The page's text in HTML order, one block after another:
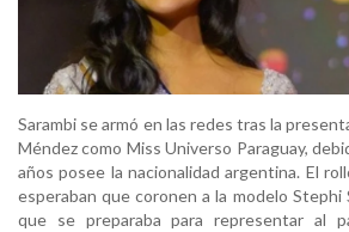
Sarambi se armó en las redes tras la
Méndez como Miss Universo Paraguay,
años posee la nacionalidad argentina. El
esperaban que coronen a la modelo Stephi
que se preparaba para representar al